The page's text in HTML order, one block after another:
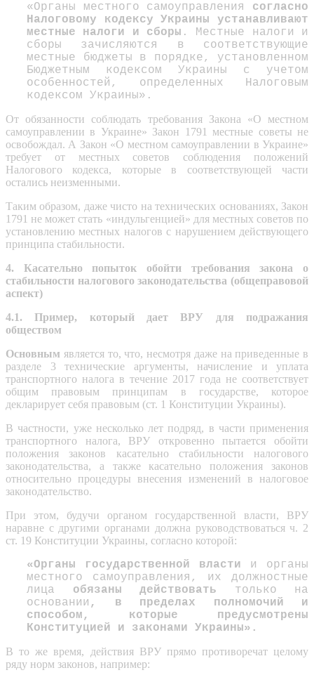
«Органы местного самоуправления согласно
Налоговому кодексу Украины устанавливают
местные налоги и сборы . Местные налоги и
сборы зачисляются в соответствующие
местные бюджеты в порядке, установленном
Бюджетным кодексом Украины с учетом
особенностей, определенных Налоговым
кодексом Украины».
От обязанности соблюдать требования Закона «О местном
самоуправлении в Украине» Закон 1791 местные советы не
освобождал. А Закон «О местном самоуправлении в Украине»
требует от местных советов соблюдения положений
Налогового кодекса, которые в соответствующей части
остались неизменными.
Таким образом, даже чисто на технических основаниях, Закон
1791 не может стать «индульгенцией» для местных советов по
установлению местных налогов с нарушением действующего
принципа стабильности.
4. Касательно попыток обойти требования закона о
стабильности налогового законодательства (общеправовой
аспект)
4.1. Пример, который дает ВРУ для подражания
обществом
Основным является то, что, несмотря даже на приведенные в
разделе 3 технические аргументы, начисление и уплата
транспортного налога в течение 2017 года не соответствует
общим правовым принципам в государстве, которое
декларирует себя правовым (ст. 1 Конституции Украины).
В частности, уже несколько лет подряд, в части применения
транспортного налога, ВРУ откровенно пытается обойти
положения законов касательно стабильности налогового
законодательства, а также касательно положения законов
относительно процедуры внесения изменений в налоговое
законодательство.
При этом, будучи органом государственной власти, ВРУ
наравне с другими органами должна руководствоваться ч. 2
ст. 19 Конституции Украины, согласно которой:
«Органы государственной власти и органы
местного самоуправления, их должностные
лица обязаны действовать только на
основании , в пределах полномочий и
способом, которые предусмотрены
Конституцией и законами Украины».
В то же время, действия ВРУ прямо противоречат целому
ряду норм законов, например: